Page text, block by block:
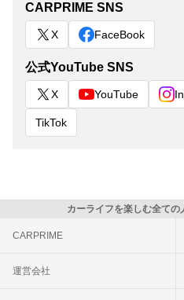
CARPRIME SNS
X FaceBook
公式YouTube SNS
X YouTube
TikTok
カーライフを楽しむ全て
CARPRIME
運営会社